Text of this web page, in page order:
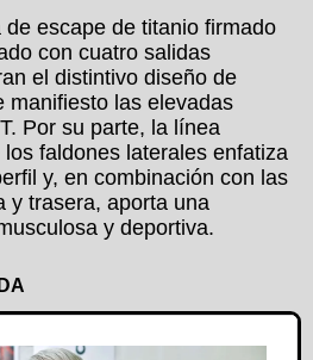
escape de titanio firmado
con cuatro salidas
el distintivo diseño de
manifiesto las elevadas
Por su parte, la línea
faldones laterales enfatiza
y, en combinación con las
y trasera, aporta una
y deportiva.